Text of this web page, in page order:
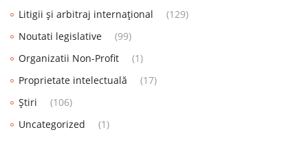
Litigii și arbitraj internațional
(129)
Noutati legislative
(99)
Organizatii Non-Profit
(1)
Proprietate intelectuală
(17)
Știri
(106)
Uncategorized
(1)